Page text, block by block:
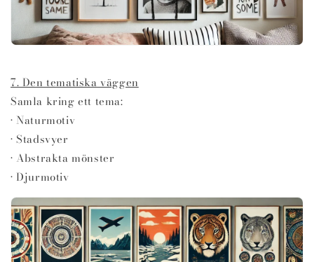
7. Den tematiska väggen
Samla kring ett tema:
• Naturmotiv
• Stadsvyer
• Abstrakta mönster
• Djurmotiv